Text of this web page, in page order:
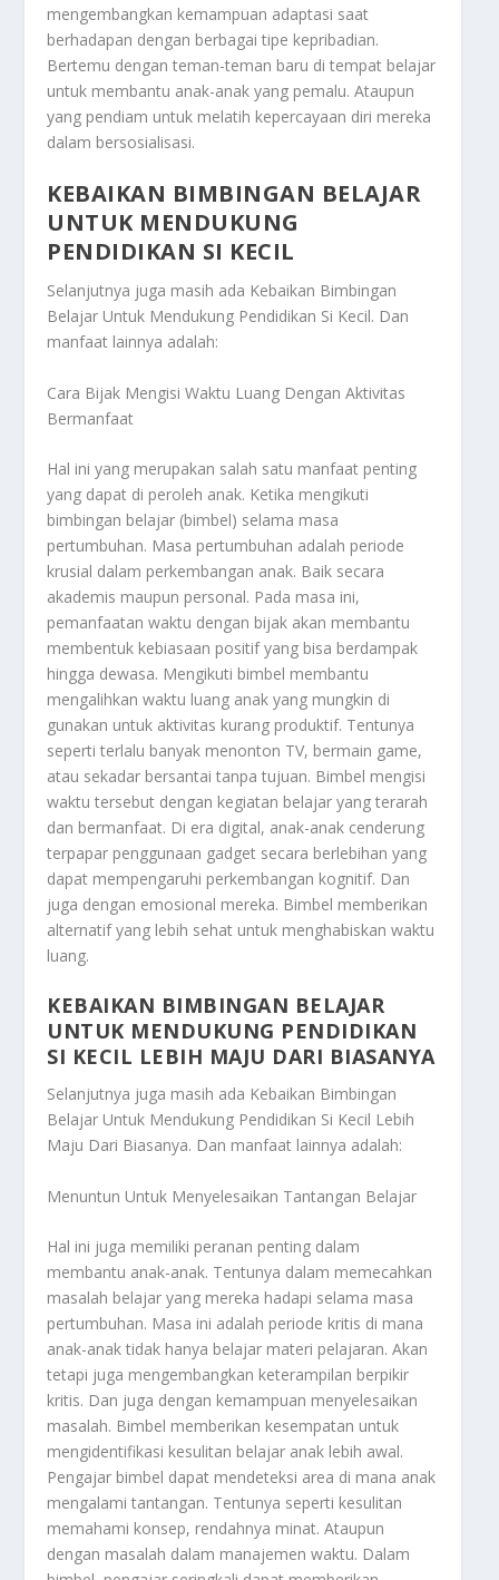
mengembangkan kemampuan adaptasi saat
berhadapan dengan berbagai tipe kepribadian.
Bertemu dengan teman-teman baru di tempat belajar
untuk membantu anak-anak yang pemalu. Ataupun
yang pendiam untuk melatih kepercayaan diri mereka
dalam bersosialisasi.
KEBAIKAN BIMBINGAN BELAJAR
UNTUK MENDUKUNG
PENDIDIKAN SI KECIL
Selanjutnya juga masih ada Kebaikan Bimbingan
Belajar Untuk Mendukung Pendidikan Si Kecil. Dan
manfaat lainnya adalah:
Cara Bijak Mengisi Waktu Luang Dengan Aktivitas
Bermanfaat
Hal ini yang merupakan salah satu manfaat penting
yang dapat di peroleh anak. Ketika mengikuti
bimbingan belajar (bimbel) selama masa
pertumbuhan. Masa pertumbuhan adalah periode
krusial dalam perkembangan anak. Baik secara
akademis maupun personal. Pada masa ini,
pemanfaatan waktu dengan bijak akan membantu
membentuk kebiasaan positif yang bisa berdampak
hingga dewasa. Mengikuti bimbel membantu
mengalihkan waktu luang anak yang mungkin di
gunakan untuk aktivitas kurang produktif. Tentunya
seperti terlalu banyak menonton TV, bermain game,
atau sekadar bersantai tanpa tujuan. Bimbel mengisi
waktu tersebut dengan kegiatan belajar yang terarah
dan bermanfaat. Di era digital, anak-anak cenderung
terpapar penggunaan gadget secara berlebihan yang
dapat mempengaruhi perkembangan kognitif. Dan
juga dengan emosional mereka. Bimbel memberikan
alternatif yang lebih sehat untuk menghabiskan waktu
luang.
KEBAIKAN BIMBINGAN BELAJAR
UNTUK MENDUKUNG PENDIDIKAN
SI KECIL LEBIH MAJU DARI BIASANYA
Selanjutnya juga masih ada Kebaikan Bimbingan
Belajar Untuk Mendukung Pendidikan Si Kecil Lebih
Maju Dari Biasanya. Dan manfaat lainnya adalah:
Menuntun Untuk Menyelesaikan Tantangan Belajar
Hal ini juga memiliki peranan penting dalam
membantu anak-anak. Tentunya dalam memecahkan
masalah belajar yang mereka hadapi selama masa
pertumbuhan. Masa ini adalah periode kritis di mana
anak-anak tidak hanya belajar materi pelajaran. Akan
tetapi juga mengembangkan keterampilan berpikir
kritis. Dan juga dengan kemampuan menyelesaikan
masalah. Bimbel memberikan kesempatan untuk
mengidentifikasi kesulitan belajar anak lebih awal.
Pengajar bimbel dapat mendeteksi area di mana anak
mengalami tantangan. Tentunya seperti kesulitan
memahami konsep, rendahnya minat. Ataupun
dengan masalah dalam manajemen waktu. Dalam